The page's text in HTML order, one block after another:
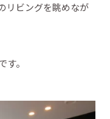
リビングを眺めなが
。